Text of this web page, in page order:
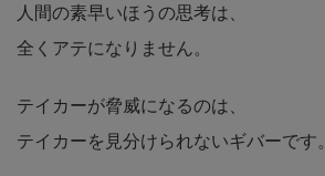
人間の素早いほうの思考は、
全くアテになりません。
テイカーが脅威になるのは、
テイカーを見分けられないギバーです。